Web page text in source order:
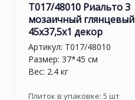
T017/48010 Риальто 3
мозаичный глянцевый
45x37,5x1 декор
Артикул: T017/48010
Размер: 37*45 см
Вес: 2.4 кг
Плиток в упаковке: 5 шт